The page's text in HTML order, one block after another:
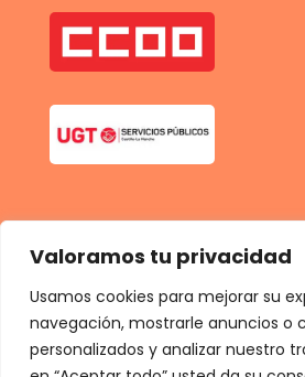
Valoramos tu privacidad
Usamos cookies para mejorar su
navegación, mostrarle anuncios o
personalizados y analizar nuestro